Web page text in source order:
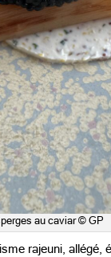
au caviar © GP
rajeuni, allégé,